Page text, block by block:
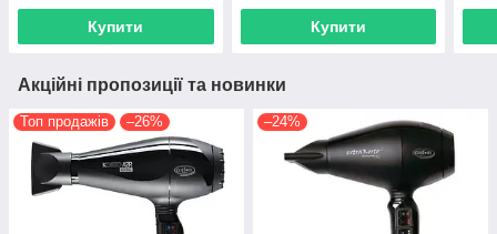
Купити Купити
Акційні пропозиції та новинки
Топ продажів –26% –24%